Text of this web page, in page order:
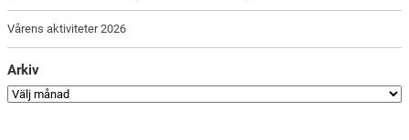
Vårens aktiviteter 2026
Arkiv